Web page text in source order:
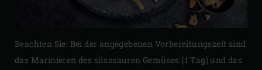
Beachten Sie: Bei der angegebenen Vorbereitungszeit sind
das Marinieren des süsssauren Gemüses (1 Tag) und das